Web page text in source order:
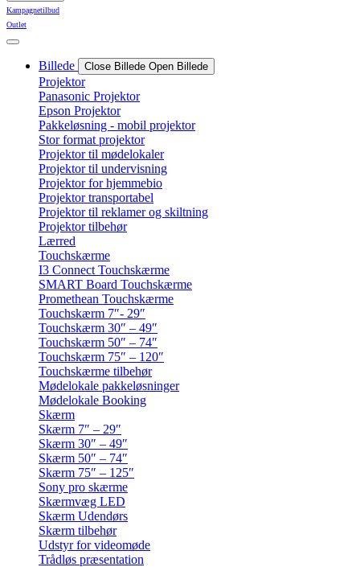
Kampagnetilbud
Outlet
Billede Close Billede Open Billede
Projektor
Panasonic Projektor
Epson Projektor
Pakkeløsning - mobil projektor
Stor format projektor
Projektor til mødelokaler
Projektor til undervisning
Projektor for hjemmebio
Projektor transportabel
Projektor til reklamer og skiltning
Projektor tilbehør
Lærred
Touchskærme
I3 Connect Touchskærme
SMART Board Touchskærme
Promethean Touchskærme
Touchskærm 7″- 29″
Touchskærm 30″ – 49″
Touchskærm 50″ – 74″
Touchskærm 75″ – 120″
Touchskærme tilbehør
Mødelokale pakkeløsninger
Mødelokale Booking
Skærm
Skærm 7″ – 29″
Skærm 30″ – 49″
Skærm 50″ – 74″
Skærm 75″ – 125″
Sony pro skærme
Skærmvæg LED
Skærm Udendørs
Skærm tilbehør
Udstyr for videomøde
Trådløs præsentation